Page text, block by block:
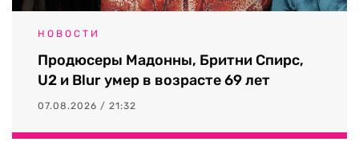
НОВОСТИ
Продюсеры Мадонны, Бритни Спирс,
U2 и Blur умер в возрасте 69 лет
07.08.2026 / 21:32